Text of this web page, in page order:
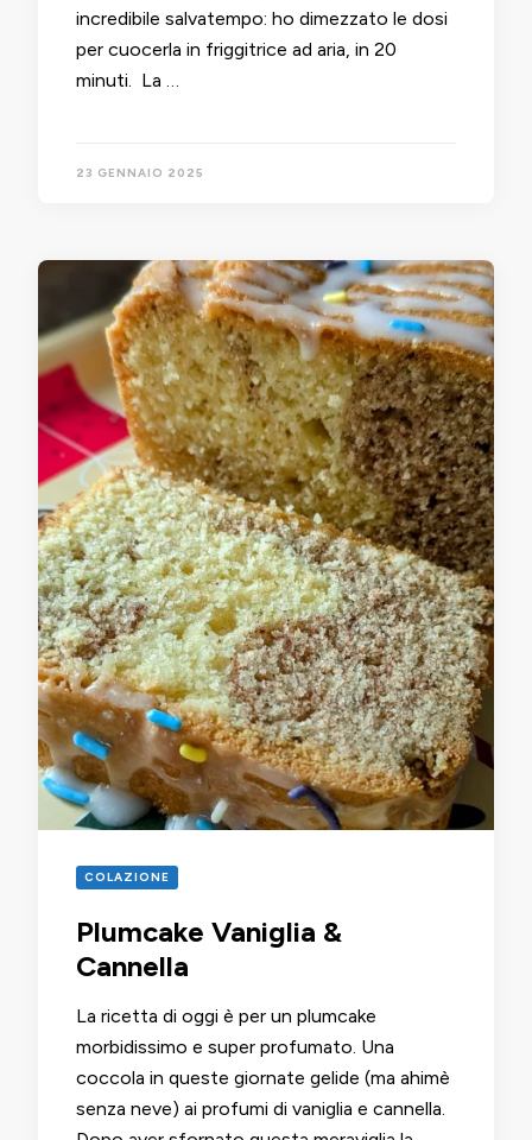
incredibile salvatempo: ho dimezzato le dosi
per cuocerla in friggitrice ad aria, in 20
minuti. La …
23 GENNAIO 2025
COLAZIONE
Plumcake Vaniglia &
Cannella
La ricetta di oggi è per un plumcake
morbidissimo e super profumato. Una
coccola in queste giornate gelide (ma ahimè
senza neve) ai profumi di vaniglia e cannella.